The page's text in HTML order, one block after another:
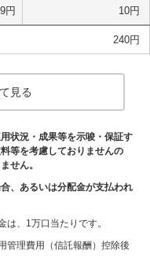
円 10円
240円
見る
状況・成果等を示唆・保証す
等を考慮しておりませんの
せん。
、あるいは分配金が支払われ
、1万口当たりです。
管理費用（信託報酬）控除後